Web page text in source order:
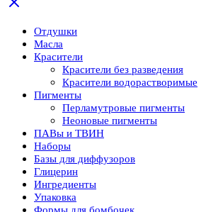
Отдушки
Масла
Красители
Красители без разведения
Красители водорастворимые
Пигменты
Перламутровые пигменты
Неоновые пигменты
ПАВы и ТВИН
Наборы
Базы для диффузоров
Глицерин
Ингредиенты
Упаковка